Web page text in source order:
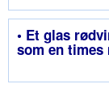
• Et glas
som en times